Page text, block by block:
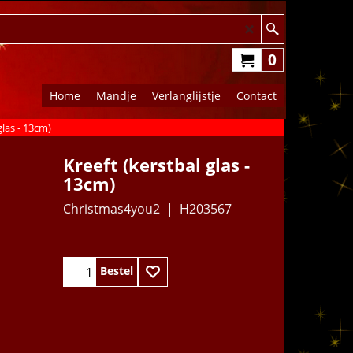
0
Home Mandje Verlanglijstje Contact
- 13cm)
Kreeft (kerstbal glas -
13cm)
Christmas4you2 H203567